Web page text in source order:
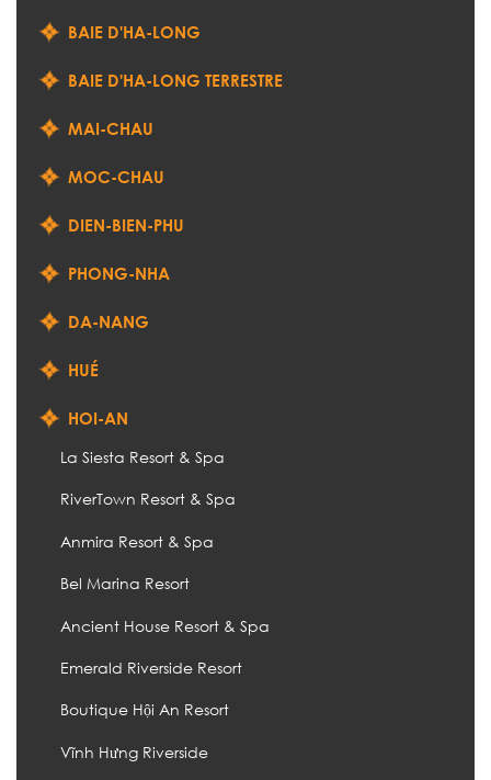
BAIE D'HA-LONG
BAIE D'HA-LONG TERRESTRE
MAI-CHAU
MOC-CHAU
DIEN-BIEN-PHU
PHONG-NHA
DA-NANG
HUÉ
HOI-AN
La Siesta Resort & Spa
RiverTown Resort & Spa
Anmira Resort & Spa
Bel Marina Resort
Ancient House Resort & Spa
Emerald Riverside Resort
Boutique Hội An Resort
Vĩnh Hưng Riverside